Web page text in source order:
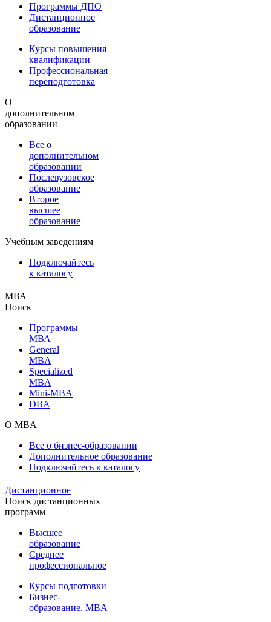
Программы ДПО
Дистанционное
образование
Курсы повышения
квалификации
Профессиональная
переподготовка
О
дополнительном
образовании
Все о
дополнительном
образовании
Послевузовское
образование
Второе
высшее
образование
Учебным заведениям
Подключайтесь
к каталогу
МВА
Поиск
Программы
МВА
General
MBA
Specialized
MBA
Mini-MBA
DBA
О MBA
Все о бизнес-образовании
Дополнительное образование
Подключайтесь к каталогу
Дистанционное
Поиск дистанционных
программ
Высшее
образование
Среднее
профессиональное
Курсы подготовки
Бизнес-
образование. MBA